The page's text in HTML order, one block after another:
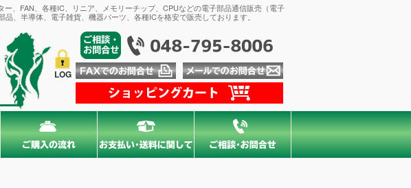
、FAN、各種IC、リニア、メモリーチップ、CPUなどの電子部品通信販売（電子
、半導体、電子雑貨、機器パーツ、各種ICを格安で販売しております。
LOG